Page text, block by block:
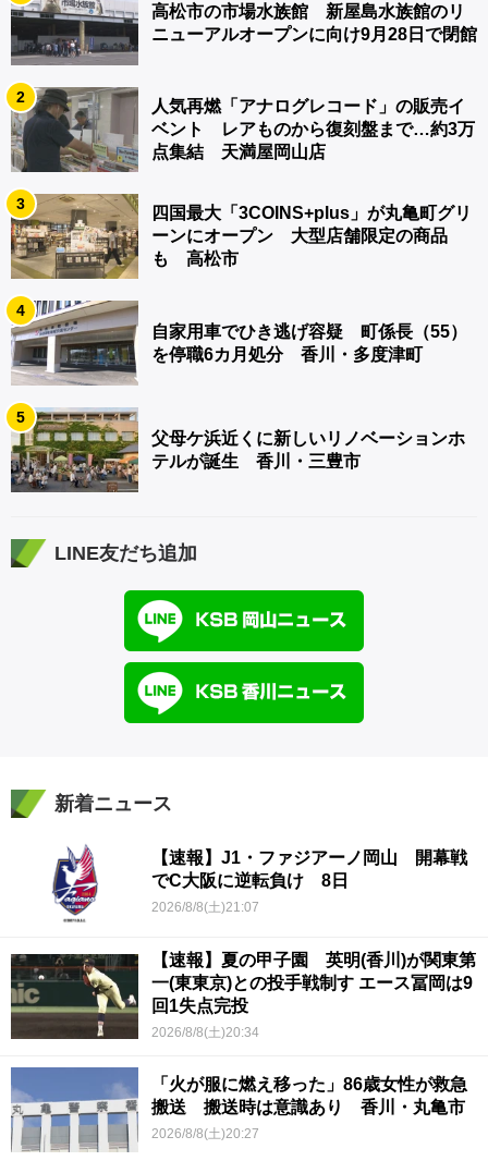
高松市の市場水族館 新屋島水族館のリ
ニューアルオープンに向け9月28日で閉館
2
人気再燃「アナログレコード」の販売イ
ベント レアものから復刻盤まで…約3万
点集結 天満屋岡山店
3
四国最大「3COINS+plus」が丸亀町グリ
ーンにオープン 大型店舗限定の商品
も 高松市
4
自家用車でひき逃げ容疑 町係長（55）
を停職6カ月処分 香川・多度津町
5
父母ケ浜近くに新しいリノベーションホ
テルが誕生 香川・三豊市
LINE友だち追加
新着ニュース
【速報】J1・ファジアーノ岡山 開幕戦
でC大阪に逆転負け 8日
2026/8/8(土)21:07
【速報】夏の甲子園 英明(香川)が関東第
一(東東京)との投手戦制す エース冨岡は9
回1失点完投
2026/8/8(土)20:34
「火が服に燃え移った」86歳女性が救急
搬送 搬送時は意識あり 香川・丸亀市
2026/8/8(土)20:27